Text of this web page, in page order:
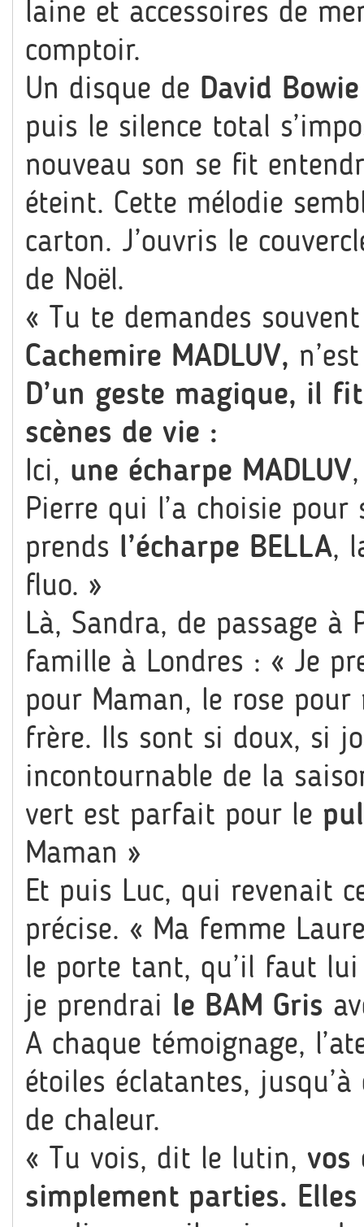
laine et accessoires de
comptoir.
Un disque de David Bowie
puis le silence total
nouveau son se fit
éteint. Cette mélodie
carton. J’ouvris le
de Noël.
« Tu te demandes
Cachemire MADLUV,
D’un geste magique, il
scènes de vie :
Ici, une écharpe MADLUV
Pierre qui l’a choisie pour
prends l’écharpe BELLA,
fluo. »
Là, Sandra, de passage
famille à Londres : « Je
pour Maman, le rose
frère. Ils sont si doux, si
incontournable de la
vert est parfait pour le
Maman »
Et puis Luc, qui revenait
précise. « Ma femme
le porte tant, qu’il faut
je prendrai le BAM Gris
A chaque témoignage,
étoiles éclatantes,
de chaleur.
« Tu vois, dit le lutin, vos
simplement parties.